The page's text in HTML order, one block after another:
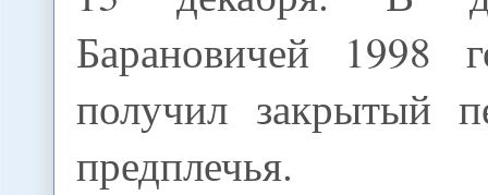
Барановичей 1998
получил закрытый
предплечья.